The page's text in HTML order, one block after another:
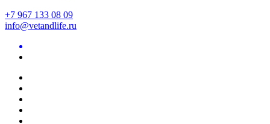
+7 967 133 08 09
info@vetandlife.ru